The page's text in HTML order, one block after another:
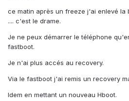
ce matin après un freeze j'ai enlevé la
.... c'est le drame.
Je ne peux démarrer le téléphone
fastboot.
Je n'ai plus accés au recovery.
Via le fastboot j'ai remis un recovery
Idem en mettant un nouveau Hboot.